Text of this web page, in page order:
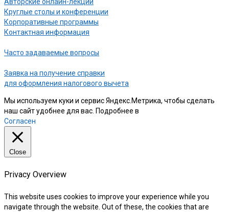
Круглые столы и конференции
Корпоративные программы
Контактная информация
Часто задаваемые вопросы
Заявка на получение справки
для оформления налогового вычета
Мы используем куки и сервис Яндекс.Метрика, чтобы сделать
наш сайт удобнее для вас. Подробнее в
Согласен
Close
Privacy Overview
This website uses cookies to improve your experience while you
navigate through the website. Out of these, the cookies that are